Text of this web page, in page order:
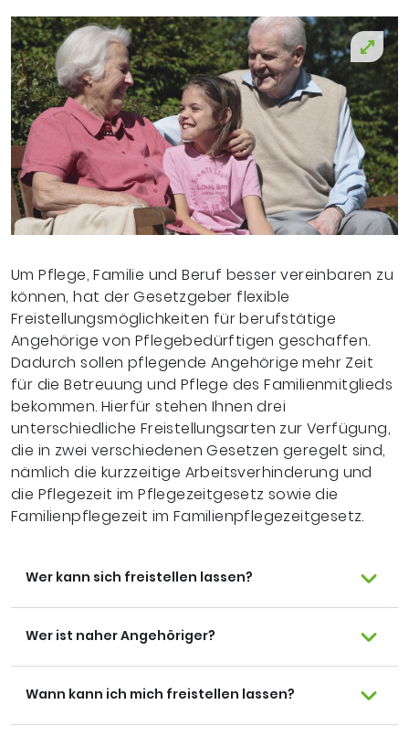
Um Pflege, Familie und Beruf besser vereinbaren zu
können, hat der Gesetzgeber flexible
Freistellungsmöglichkeiten für berufstätige
Angehörige von Pflegebedürftigen geschaffen.
Dadurch sollen pflegende Angehörige mehr Zeit
für die Betreuung und Pflege des Familienmitglieds
bekommen. Hierfür stehen Ihnen drei
unterschiedliche Freistellungsarten zur Verfügung,
die in zwei verschiedenen Gesetzen geregelt sind,
nämlich die kurzzeitige Arbeitsverhinderung und
die Pflegezeit im Pflegezeitgesetz sowie die
Familienpflegezeit im Familienpflegezeitgesetz.
Wer kann sich freistellen lassen?
Wer ist naher Angehöriger?
Wann kann ich mich freistellen lassen?